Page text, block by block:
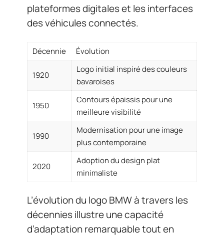
plateformes digitales et les interfaces
des véhicules connectés.
Décennie Évolution
1920
Logo initial inspiré des couleurs
bavaroises
1950
Contours épaissis pour une
meilleure visibilité
1990
Modernisation pour une image
plus contemporaine
2020
Adoption du design plat
minimaliste
L’évolution du logo BMW à travers les
décennies illustre une capacité
d’adaptation remarquable tout en